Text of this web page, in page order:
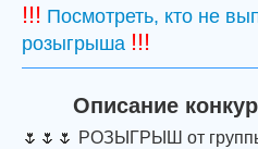
!!! Посмотреть, кто не
розыгрыша !!!
Описание
🌷🌷🌷 РОЗЫГРЫШ от